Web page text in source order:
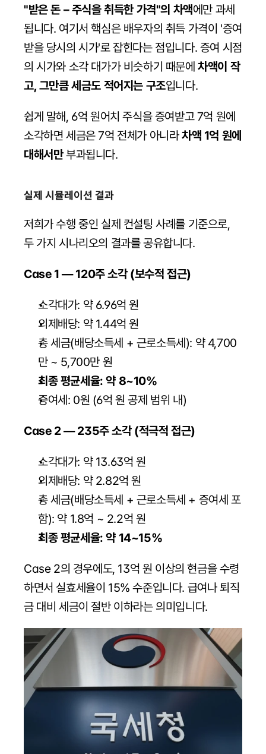
"받은 돈 – 주식을 취득한 가격"의 차액에만 과세
됩니다. 여기서 핵심은 배우자의 취득 가격이 '증여
받을 당시의 시가'로 잡힌다는 점입니다. 증여 시점
의 시가와 소각 대가가 비슷하기 때문에 차액이 작
고, 그만큼 세금도 적어지는 구조입니다.
쉽게 말해, 6억 원어치 주식을 증여받고 7억 원에
소각하면 세금은 7억 전체가 아니라 차액 1억 원에
대해서만 부과됩니다.
실제 시뮬레이션 결과
저희가 수행 중인 실제 컨설팅 사례를 기준으로,
두 가지 시나리오의 결과를 공유합니다.
Case 1 — 120주 소각 (보수적 접근)
소각대가: 약 6.96억 원
의제배당: 약 1.44억 원
총 세금(배당소득세 + 근로소득세): 약 4,700
만 ~ 5,700만 원
최종 평균세율: 약 8~10%
증여세: 0원 (6억 원 공제 범위 내)
Case 2 — 235주 소각 (적극적 접근)
소각대가: 약 13.63억 원
의제배당: 약 2.82억 원
총 세금(배당소득세 + 근로소득세 + 증여세 포
함): 약 1.8억 ~ 2.2억 원
최종 평균세율: 약 14~15%
Case 2의 경우에도, 13억 원 이상의 현금을 수령
하면서 실효세율이 15% 수준입니다. 급여나 퇴직
금 대비 세금이 절반 이하라는 의미입니다.